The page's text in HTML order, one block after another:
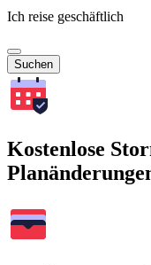
Ich reise geschäftlich
Suchen
Kostenlose